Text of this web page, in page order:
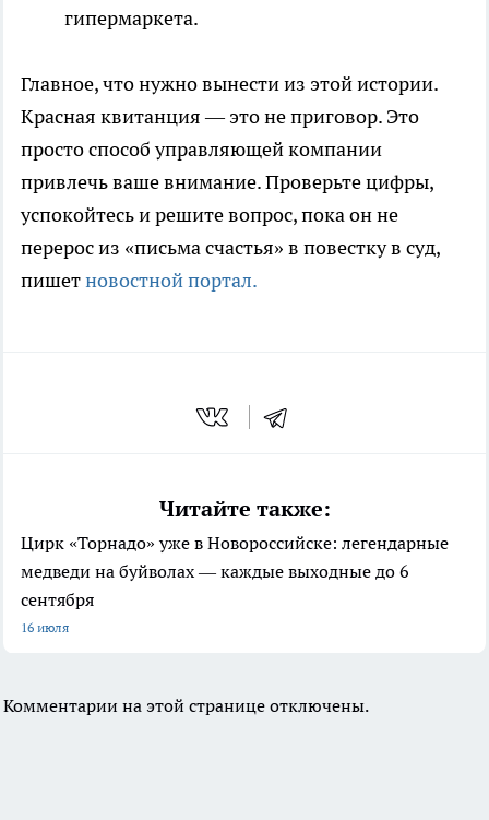
гипермаркета.
Главное, что нужно вынести из этой истории.
Красная квитанция — это не приговор. Это
просто способ управляющей компании
привлечь ваше внимание. Проверьте цифры,
успокойтесь и решите вопрос, пока он не
перерос из «письма счастья» в повестку в суд,
пишетновостной портал.
Читайте также:
Цирк «Торнадо» уже в Новороссийске: легендарные
медведи на буйволах — каждые выходные до 6
сентября
16 июля
Комментарии на этой странице отключены.